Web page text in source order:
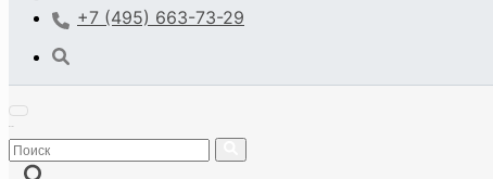
+7 (495) 663-73-29